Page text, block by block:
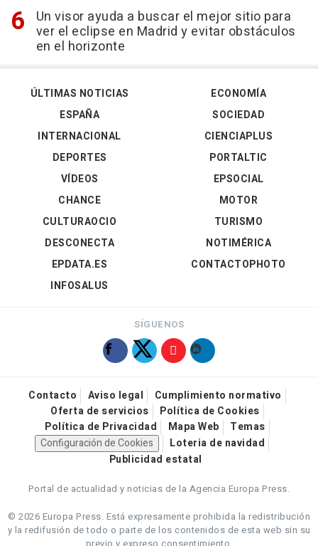
Un visor ayuda a buscar el mejor sitio para
ver el eclipse en Madrid y evitar obstáculos
en el horizonte
ÚLTIMAS NOTICIAS
ESPAÑA
INTERNACIONAL
DEPORTES
VÍDEOS
ECONOMÍA
SOCIEDAD
CIENCIAPLUS
PORTALTIC
EPSOCIAL
CHANCE
CULTURAOCIO
DESCONECTA
EPDATA.ES
INFOSALUS
MOTOR
TURISMO
NOTIMÉRICA
CONTACTOPHOTO
SÍGUENOS
Contacto Aviso legal
Cumplimiento normativo
Oferta de servicios
Política de Cookies
Política de Privacidad
Mapa Web
Temas
Configuración de Cookies
Loteria de navidad
Publicidad estatal
Portal de actualidad y noticias de la Agencia Europa Press.
© 2026 Europa Press. Está expresamente prohibida la redistribución
y la redifusión de todo o parte de los contenidos de esta web sin su